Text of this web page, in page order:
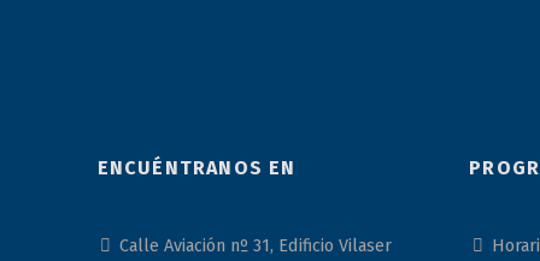
ENCUÉNTRANOS EN
Calle Aviación nº 31, Edificio Vilaser